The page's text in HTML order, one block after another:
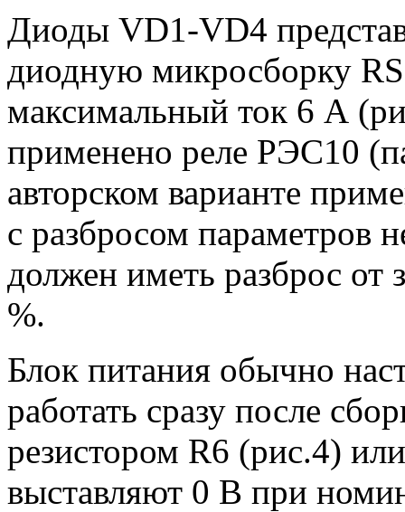
Диоды VD1-VD4
диодную микросборку
максимальный ток 6 А
применено реле РЭС10
авторском варианте
с разбросом параметров
должен иметь разброс от
%.
Блок питания обычно
работать сразу после
резистором R6 (рис.4)
выставляют 0 В при